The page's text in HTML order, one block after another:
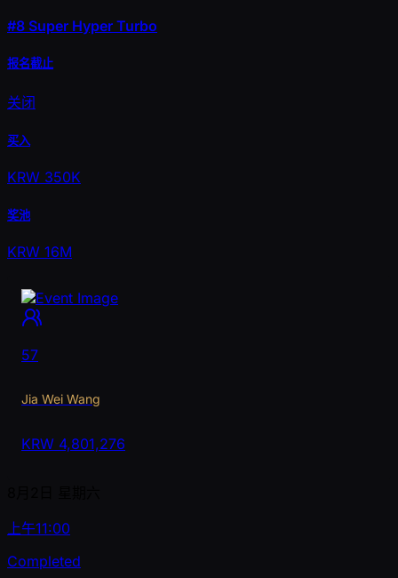
#8 Super Hyper Turbo
报名截止
关闭
买入
KRW 350K
奖池
KRW 16M
57
Jia Wei Wang
KRW 4,801,276
上午11:00
Completed